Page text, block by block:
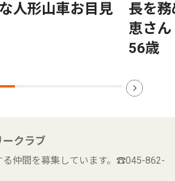
める 上原 智
ん 駒岡在住
史ノ
日（
ケア
ークラブ
る仲間を募集しています。☎045-862-